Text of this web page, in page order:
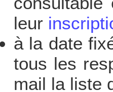
leur
à la date
tous les
mail la liste